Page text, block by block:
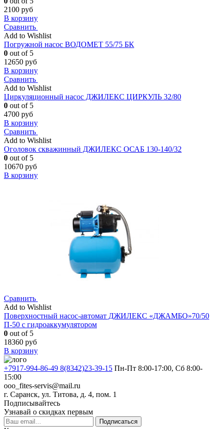
2100 руб
В корзину
Сравнить
Add to Wishlist
Погружной насос ВОДОМЕТ 55/75 БК
0 out of 5
12650 руб
В корзину
Сравнить
Add to Wishlist
Циркуляционный насос ДЖИЛЕКС ЦИРКУЛЬ 32/80
0 out of 5
4700 руб
В корзину
Сравнить
Add to Wishlist
Оголовок скважинный ДЖИЛЕКС ОСАБ 130-140/32
0 out of 5
10670 руб
В корзину
Сравнить
Add to Wishlist
Поверхностный насос-автомат ДЖИЛЕКС «ДЖАМБО»70/50
П-50 с гидроаккумулятором
0 out of 5
18360 руб
В корзину
+7917-994-86-49 8(8342)23-39-15 Пн-Пт 8:00-17:00, Сб 8:00-
15:00
ooo_fites-servis@mail.ru
г. Саранск, ул. Титова, д. 4, пом. 1
Подписывайтесь
Узнавай о скидках первым
Подписаться